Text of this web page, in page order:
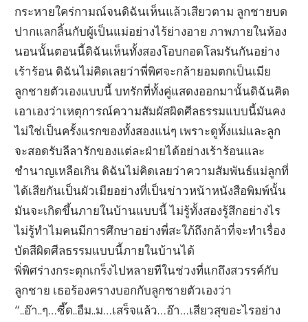
กระหายใคร่กามณ์จนดิฉันเห็นแล้วเสียวตาม ลูกชายบด
ปากแลกลิ้นกับผู้เป็นแม่อย่างไร้ย่างอาย ภาพภายในห้อง
นอนนั้นตอนนี้ดิฉันเห็นทั้งสองโอบกอดโลมรันกันอย่าง
เร้าร้อน ดิฉันไม่คิดเลยว่าพี่พิศจะกล้ายอมตกเป็นเมีย
ลูกชายตัวเองแบบนี้ บทรักที่ทั้งคู่แสดงออกมานั้นดิฉันคิด
เอาเองว่าเหตุการณ์ความสัมผัสผิดศีลธรรมแบบนี้มันคง
ไม่ใช่เป็นครั้งแรกของทั้งสองแน่ๆ เพราะดูทั้งแม่และลูก
จะสอดรับลีลารักของแต่ละฝ่ายได้อย่างเร้าร้อนและ
ชำนาญเหลือเกิน ดิฉันไม่คิดเลยว่าความสัมพันธ์แม่ลูกที่
ได้เสียกันเป็นผัวเมียอย่างที่เป็นข่าวหน้าหนังสือพิมพ์นั้น
มันจะเกิดขึ้นภายในบ้านแบบนี้ ไม่รู้ทั้งสองรู้สึกอย่างไร
ไม่รู้ทำไมคนมีการศึกษาอย่างพี่สะใภ้ถึงกล้าที่จะทำเรื่อง
บัดสีผิดศีลธรรมแบบนี้ภายในบ้านได้
พิ่พิศร่างกระตุกเกร็งไปหลายทีในช่วงที่แกถึงสวรรค์กับ
ลูกชาย เธอร้องครางบอกกับลูกชายตัวเองว่า
“..อ๊า..ๆ…ซี๊ด..อืม..ม…เสร็จแล้ว…อ๊า…เสียวสุขอะไรอย่าง